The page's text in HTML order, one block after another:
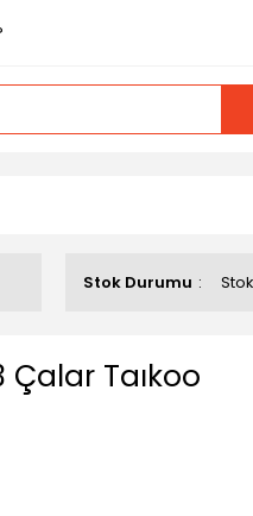
Stok Durumu
Taıkoo